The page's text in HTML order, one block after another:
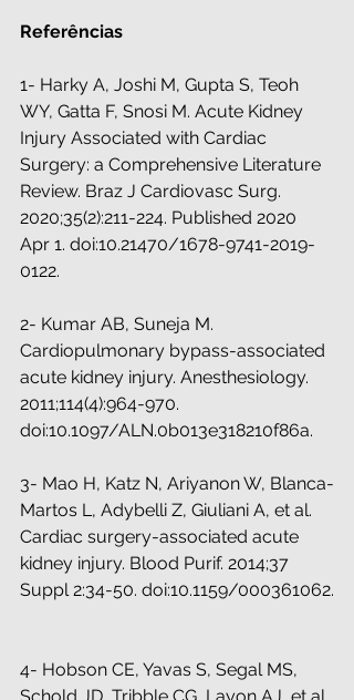
Referências
1- Harky A, Joshi M, Gupta S, Teoh
WY, Gatta F, Snosi M. Acute Kidney
Injury Associated with Cardiac
Surgery: a Comprehensive Literature
Review. Braz J Cardiovasc Surg.
2020;35(2):211-224. Published 2020
Apr 1. doi:10.21470/1678-9741-2019-
0122.
2- Kumar AB, Suneja M.
Cardiopulmonary bypass-associated
acute kidney injury. Anesthesiology.
2011;114(4):964-970.
doi:10.1097/ALN.0b013e318210f86a.
3- Mao H, Katz N, Ariyanon W, Blanca-
Martos L, Adybelli Z, Giuliani A, et al.
Cardiac surgery-associated acute
kidney injury. Blood Purif. 2014;37
Suppl 2:34-50. doi:10.1159/000361062.
4- Hobson CE, Yavas S, Segal MS,
Schold JD, Tribble CG, Layon AJ, et al.